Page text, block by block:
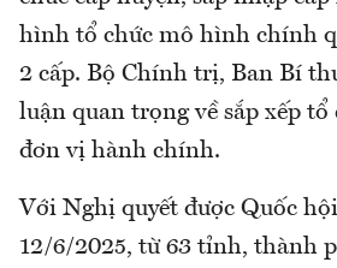
hình tổ chức mô hình chính
2 cấp. Bộ Chính trị, Ban Bí
luận quan trọng về sắp xếp tổ
đơn vị hành chính.
Với Nghị quyết được Quốc
12/6/2025, từ 63 tỉnh, thành